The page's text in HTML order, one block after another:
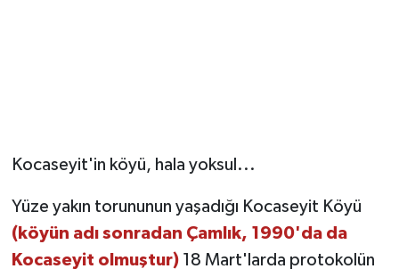
Kocaseyit'in köyü, hala yoksul...
Yüze yakın torununun yaşadığı Kocaseyit Köyü
(köyün adı sonradan Çamlık, 1990'da da
Kocaseyit olmuştur) 18 Mart'larda protokolün